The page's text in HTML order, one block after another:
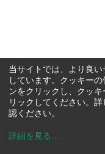
当サイトでは、より良
しています。クッキー
ンをクリックし、クッ
リックしてください。
認ください。
詳細を見る ...